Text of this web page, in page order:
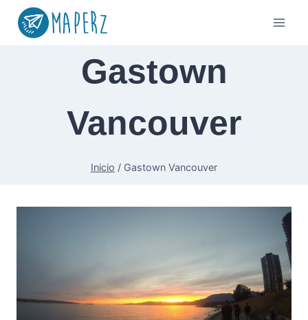
Saltar
Gastown
Vancouver
Inicio / Gastown Vancouver